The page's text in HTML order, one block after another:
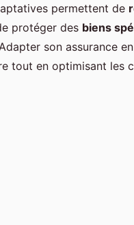
permettent de
protéger des biens
son assurance
tout en optimisant les